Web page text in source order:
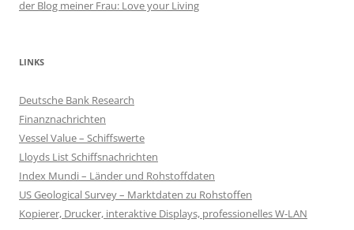
der Blog meiner Frau: Love your Living
LINKS
Deutsche Bank Research
Finanznachrichten
Vessel Value – Schiffswerte
Lloyds List Schiffsnachrichten
Index Mundi – Länder und Rohstoffdaten
US Geological Survey – Marktdaten zu Rohstoffen
Kopierer, Drucker, interaktive Displays, professionelles W-LAN